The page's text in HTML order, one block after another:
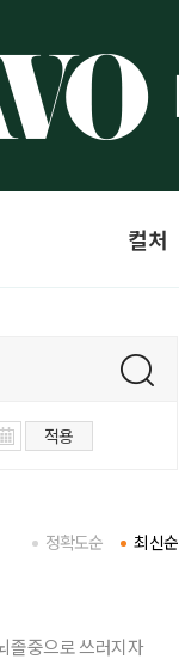
컬처
적용
최신순
정확도순
졸중으로 쓰러지자